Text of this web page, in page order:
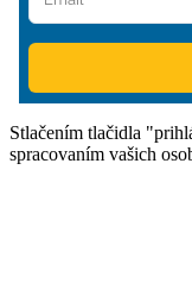
Stlačením tlačidla
spracovaním vašich